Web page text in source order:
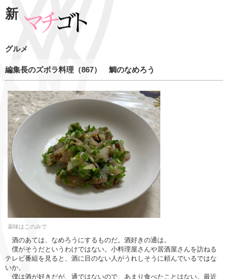
新
グルメ
編集長のズボラ料理（867） 鯛のなめろう
薬味はこのみで
酒のあては、なめろうにするものだ。酒好きの通は。
僕がそうだというわけではない。小料理屋さんや居酒屋さんを訪ねる
テレビ番組を見ると、酒に目のない人がうれしそうに頼んでいるではな
いか。
僕は酒が好きだが、通ではないので、あまり食べたことはない。最近